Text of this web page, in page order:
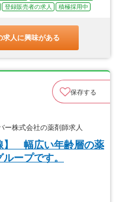
登録販売者の求人 積極採用中
求人に興味がある
保存する
株式会社の薬剤師求人
】 幅広い年齢層の薬
ープです。